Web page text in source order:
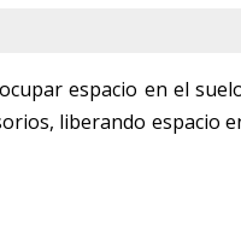
espacio en el
liberando espacio